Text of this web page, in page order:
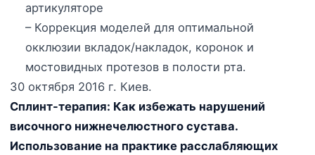
артикуляторе
– Коррекция моделей для оптимальной
окклюзии вкладок/накладок, коронок и
мостовидных протезов в полости рта.
30 октября 2016 г. Киев.
Сплинт-терапия: Как избежать нарушений
височного нижнечелюстного сустава.
Использование на практике расслабляющих